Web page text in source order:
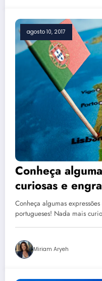
agosto 10, 2017
Conheça
curiosas e
portugueses!
Conheça algumas
portugueses! Nada mais
Miriam Aryeh